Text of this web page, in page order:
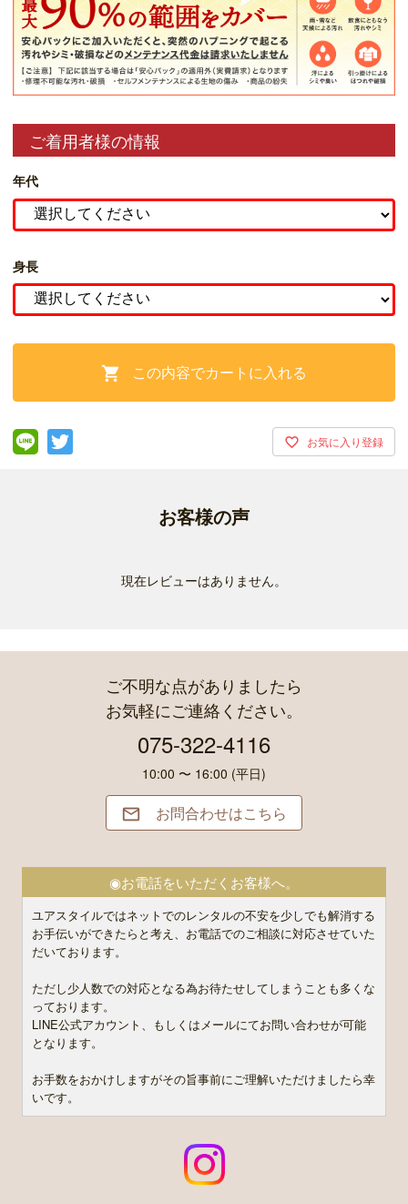
ご着用者様の情報
年代
身長
 この内容でカートに入れる
お客様の声
現在レビューはありません。
ご不明な点がありましたら
お気軽にご連絡ください。
075-322-4116
10:00 〜 16:00 (平日)
 お問合わせはこちら
◉お電話をいただくお客様へ。
ユアスタイルではネットでのレンタルの不安を少しでも解消する
お手伝いができたらと考え、お電話でのご相談に対応させていた
だいております。
ただし少人数での対応となる為お待たせしてしまうことも多くな
っております。
LINE公式アカウント、もしくはメールにてお問い合わせが可能
となります。
お手数をおかけしますがその旨事前にご理解いただけましたら幸
いです。